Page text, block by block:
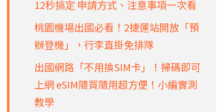
12秒搞定 申請方式、注意事項一次看
桃園機場出國必看！2捷運站開放「預
辦登機」，行李直掛免排隊
出國網路「不用換SIM卡」！掃碼即可
上網 eSIM隨買隨用超方便！小編實測
教學